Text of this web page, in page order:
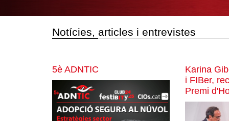
Notícies, articles i entrevistes
5è ADNTIC
Karina
i FIBer,
Premi